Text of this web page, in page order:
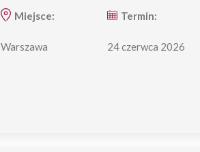
Miejsce: Termin:
Warszawa 24 czerwca 2026